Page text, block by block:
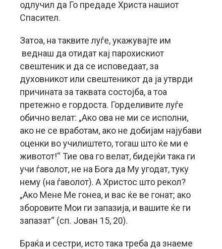
одлучил да Го предаде Христа нашиот
Спасител.
Затоа, на таквите луѓе, укажувајте им
веднаш да отидат кај парохискиот
свештеник и да се исповедаат, за
духовникот или свештеникот да ја утврди
причината за таквата состојба, а тоа
претежно е гордоста. Горделивите луѓе
обично велат: „Aко ова не ми се исполни,
ако не се вработам, ако не добијам најубави
оценки во училиштето, тогаш што ќе ми е
животот!“ Тие ова го велат, бидејќи така ги
учи ѓаволот, не на Бога да Му угодат, туку
нему (на ѓаволот). А Христос што рекол?
„Ако Мене Ме гонеа, и вас ќе ве гонат; ако
зборовите Мои ги запазија, и вашите ќе ги
запазат“ (сп. Јован 15, 20).
Браќа и сестри, исто така треба да знаеме